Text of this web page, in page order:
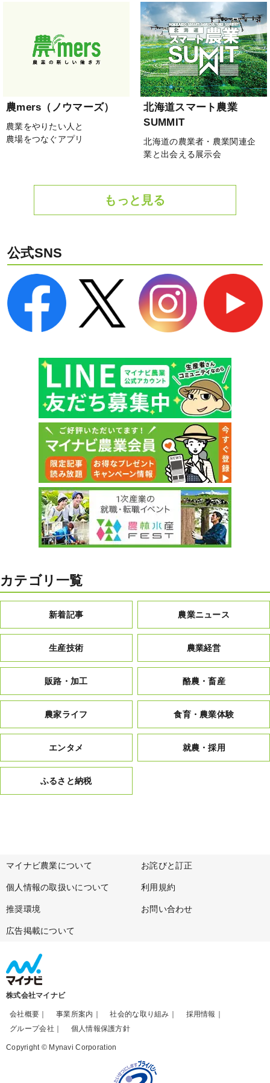
農mers（ノウマーズ）
農業をやりたい人と
農場をつなぐアプリ
北海道スマート農業
SUMMIT
北海道の農業者・農業関連企
業と出会える展示会
もっと見る
公式SNS
カテゴリ一覧
新着記事 農業ニュース
生産技術 農業経営
販路・加工 酪農・畜産
農家ライフ 食育・農業体験
エンタメ 就農・採用
ふるさと納税
マイナビ農業について お詫びと訂正
個人情報の取扱いについて 利用規約
推奨環境 お問い合わせ
広告掲載について
株式会社マイナビ
会社概要 事業所案内 社会的な取り組み
採用情報
グループ会社
個人情報保護方針
Copyright © Mynavi Corporation